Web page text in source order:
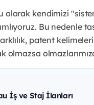
olarak kendimizi
Bu nedenle
patent
olmazsa
İş ve Staj İlanları